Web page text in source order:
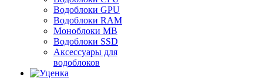
Водоблоки GPU
Водоблоки RAM
Моноблоки MB
Водоблоки SSD
Аксессуары для
водоблоков